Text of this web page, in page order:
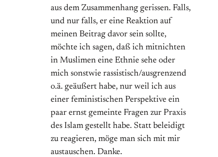
aus dem Zusammenhang gerissen. Falls,
und nur falls, er eine Reaktion auf
meinen Beitrag davor sein sollte,
möchte ich sagen, daß ich mitnichten
in Muslimen eine Ethnie sehe oder
mich sonstwie rassistisch/ausgrenzend
o.ä. geäußert habe, nur weil ich aus
einer feministischen Perspektive ein
paar ernst gemeinte Fragen zur Praxis
des Islam gestellt habe. Statt beleidigt
zu reagieren, möge man sich mit mir
austauschen. Danke.